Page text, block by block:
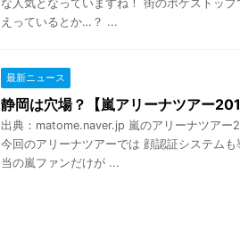
な人気となっていますね！ 街のポケストッ
えっているとか…？ ...
最新ニュース
静岡は穴場？【嵐アリーナツアー
出典：matome.naver.jp 嵐のアリーナツアー
今回のアリーナツアーでは 顔認証システム
当の嵐ファンだけが ...